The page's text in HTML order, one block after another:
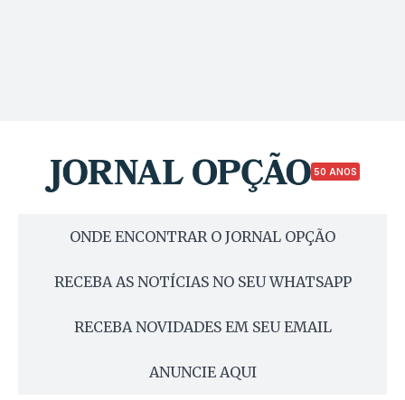
50 ANOS
ONDE ENCONTRAR O JORNAL OPÇÃO
RECEBA AS NOTÍCIAS NO SEU WHATSAPP
RECEBA NOVIDADES EM SEU EMAIL
ANUNCIE AQUI